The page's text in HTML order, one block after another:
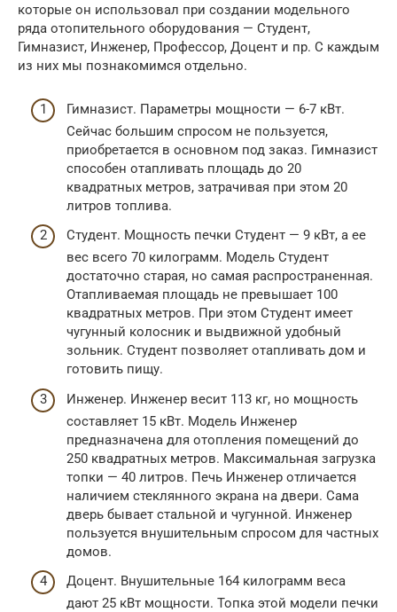
которые он использовал при создании модельного
ряда отопительного оборудования — Студент,
Гимназист, Инженер, Профессор, Доцент и пр. С каждым
из них мы познакомимся отдельно.
Гимназист. Параметры мощности — 6-7 кВт.
Сейчас большим спросом не пользуется,
приобретается в основном под заказ. Гимназист
способен отапливать площадь до 20
квадратных метров, затрачивая при этом 20
литров топлива.
Студент. Мощность печки Студент — 9 кВт, а ее
вес всего 70 килограмм. Модель Студент
достаточно старая, но самая распространенная.
Отапливаемая площадь не превышает 100
квадратных метров. При этом Студент имеет
чугунный колосник и выдвижной удобный
зольник. Студент позволяет отапливать дом и
готовить пищу.
Инженер. Инженер весит 113 кг, но мощность
составляет 15 кВт. Модель Инженер
предназначена для отопления помещений до
250 квадратных метров. Максимальная загрузка
топки — 40 литров. Печь Инженер отличается
наличием стеклянного экрана на двери. Сама
дверь бывает стальной и чугунной. Инженер
пользуется внушительным спросом для частных
домов.
Доцент. Внушительные 164 килограмм веса
дают 25 кВт мощности. Топка этой модели печки